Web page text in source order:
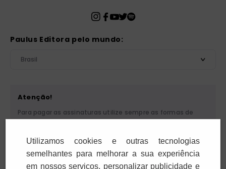
Paulus Editora pelo mundo:
Brasil
Atenção!
Para pagar as assinaturas utilize sempre as formas de
ou de pessoa física. Se você receber algum tipo de
cobrança suspeita, entre em contato conosco pelo
telefone (11) 5087-3600 ou pelo e-mail
Utilizamos cookies e outras tecnologias
semelhantes para melhorar a sua experiência
em nossos serviços, personalizar publicidade e